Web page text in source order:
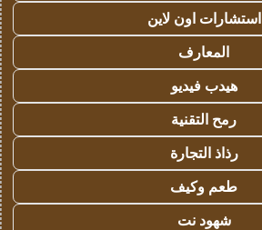
استشارات اون لاين
المعارف
هيدب فيديو
رمح التقنية
رذاذ التجارة
طعم وكيف
شهود نت